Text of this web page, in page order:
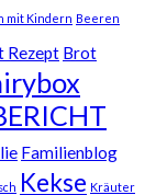
mit Kindern Beeren
Rezept Brot
Familienblog
Kekse Kräuter